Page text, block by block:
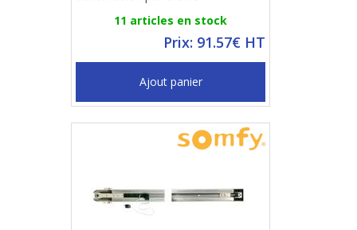
11 articles en stock
Prix: 91.57€ HT
Ajout panier